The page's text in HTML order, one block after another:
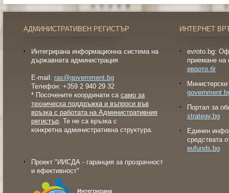
АДМИНИСТРАТИВЕН РЕГИСТЪР
Интегрирана информационна система на
държавната администрация
E-mail: ras@government.bg
Телефон: +359 2 940 29 32
* Посочените координати са само за
техническа поддръжка и въпроси във
връзка с работата на Административния
регистър. Те не са връзка с
конкретна административна структура.
Проект "ИИСДА - гаранция за прозрачност
и ефективност"
ИНТЕРНЕТ
evroto.bg:
приемане на
еврото.бг
Портал за
strategy.bg
Eдинен
средствата
eufunds.bg